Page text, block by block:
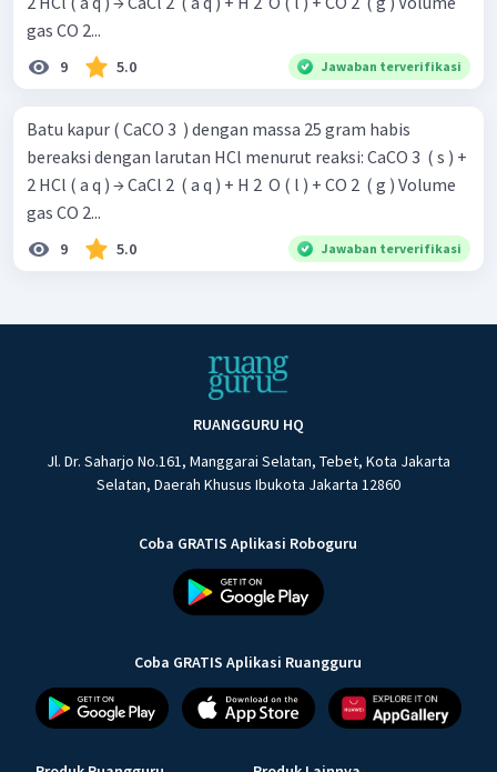
gas CO 2...
9 5.0 Jawaban terverifikasi
Batu kapur ( CaCO 3 ​ ) dengan massa 25 gram habis
bereaksi dengan larutan HCl menurut reaksi: CaCO 3 ​ ( s ) +
2 HCl ( a q ) → CaCl 2 ​ ( a q ) + H 2 ​ O ( l ) + CO 2 ​ ( g ) Volume
gas CO 2...
9 5.0 Jawaban terverifikasi
RUANGGURU HQ
Jl. Dr. Saharjo No.161, Manggarai Selatan, Tebet, Kota Jakarta
Selatan, Daerah Khusus Ibukota Jakarta 12860
Coba GRATIS Aplikasi Roboguru
Coba GRATIS Aplikasi Ruangguru